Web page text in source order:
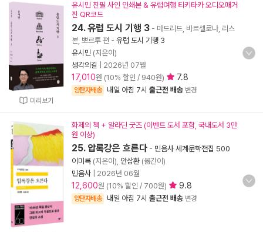
미리보기
유시민 친필 사인 인쇄본 & 유럽여행 티키타카 오디오매거
진 QR코드
24. 유럽 도시 기행 3 - 마드리드, 바르셀로나, 리스
본, 뽀르투 편 - 유럽 도시 기행 3
유시민 (지은이)
생각의길
2026년 07월
17,010원 (10% 할인 / 940원) 7.8
양탄자배송 내일 아침 7시 출근전 배송 변경
화제의 책 + 알라딘 굿즈 (이벤트 도서 포함, 국내도서 3만
원 이상)
25. 압록강은 흐른다 - 민음사 세계문학전집 500
이미륵 (지은이), 안삼환 (옮긴이)
민음사
2026년 06월
12,600원 (10% 할인 / 700원) 9.8
양탄자배송 내일 아침 7시 출근전 배송 변경